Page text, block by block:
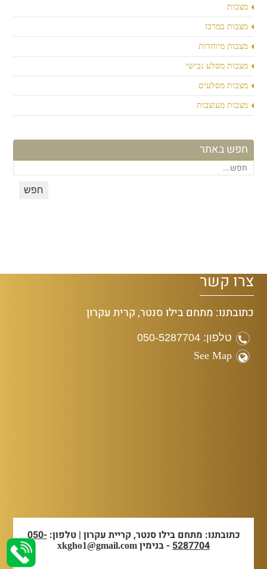
מצבות
מצבות במרכז
מצבות מיוחדות
מצבות מסלע גבישי
מצבות מסלעים
מצבות מעוצבות
חפש באתר
צרו קשר
כתובתנו: מתחם בילו סנטר, קרית עקרון
טלפון: 050-5287704
See Map
כתובתנו: מתחם בילו סנטר, קריית עקרון | טלפון:050-
5287704- בנימין xkgho1@gmail.com